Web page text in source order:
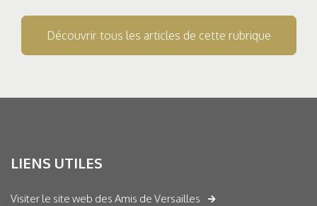
Découvrir tous les articles de cette rubrique
LIENS UTILES
Visiter le site web des Amis de Versailles